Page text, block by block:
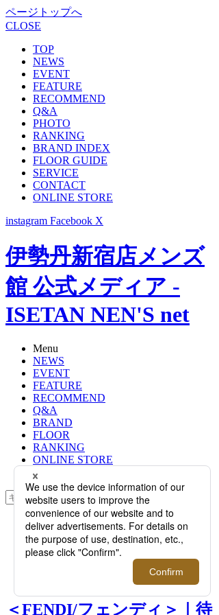
ページトップへ
CLOSE
TOP
NEWS
EVENT
FEATURE
RECOMMEND
Q&A
PHOTO
RANKING
BRAND INDEX
FLOOR GUIDE
SERVICE
CONTACT
ONLINE STORE
instagram Facebook X
伊勢丹新宿店メンズ
館 公式メディア -
ISETAN NEN'S net
Menu
NEWS
EVENT
FEATURE
RECOMMEND
Q&A
BRAND
FLOOR
RANKING
ONLINE STORE
SERVICE
検索
TOP
PHOTO
＜FENDI/フェンディ＞｜待望の
「California Sky」コレクションが、
＜FENDI/フェンディ＞｜待